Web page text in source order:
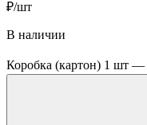
₽/шт
В наличии
Коробка (картон) 1 шт —